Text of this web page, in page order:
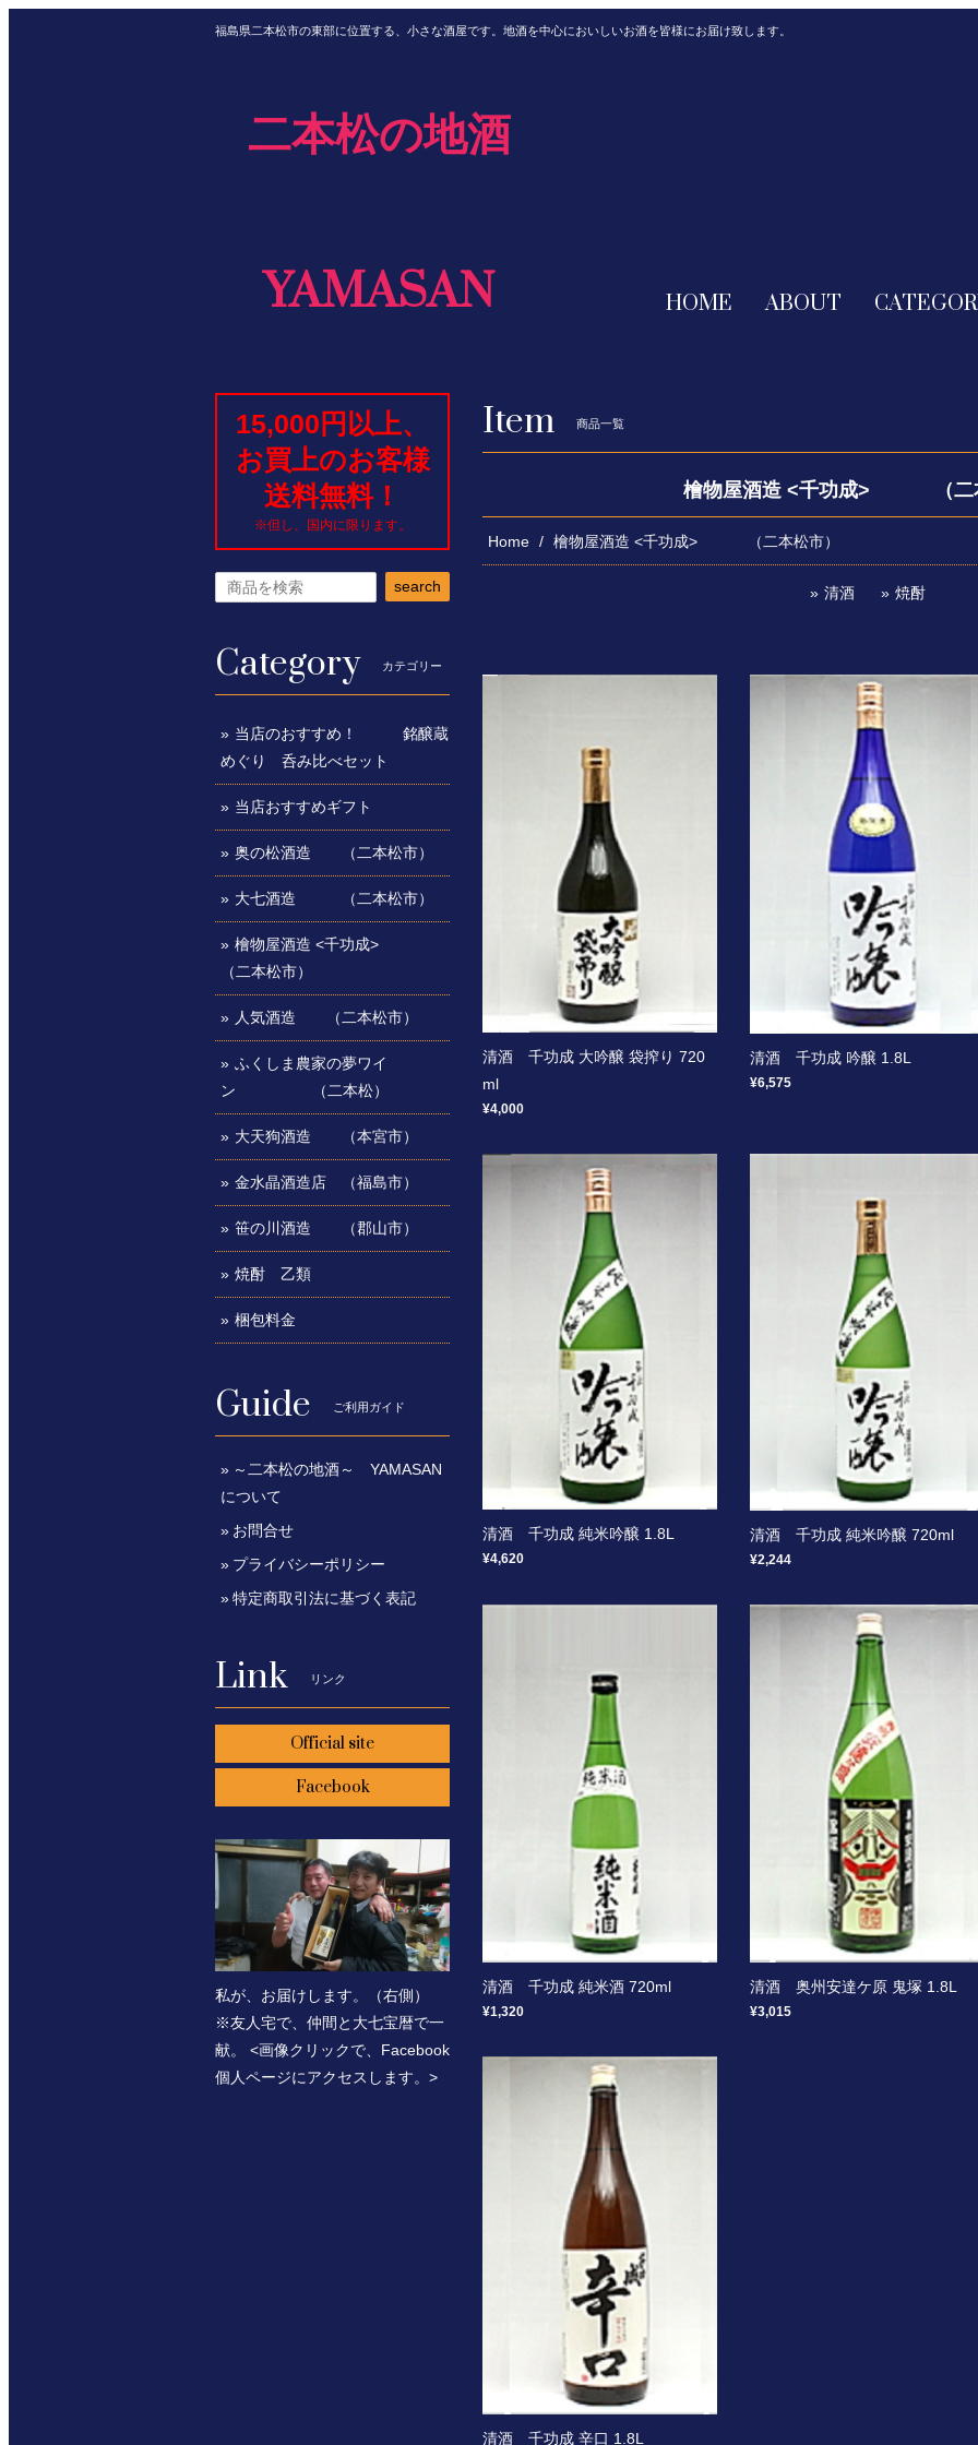
福島県二本松市の東部に位置する、小さな酒屋です。地酒を中心においしいお酒を皆様にお届け致します。
二本松の地酒
YAMASAN HOME ABOUT
Item 商品一覧
檜物屋酒造 <千功成> （二
Home 檜物屋酒造 <千功成> （二本松市）
清酒 焼酎
清酒 千功成 大吟醸 袋搾り 720
ml
¥4,000
清酒 千功成 吟醸 1.8L
¥6,575
清酒 千功成 純米吟醸 1.8L
¥4,620
清酒 千功成 純米吟醸 720ml
¥2,244
清酒 千功成 純米酒 720ml
¥1,320
清酒 奥州安達ケ原 鬼塚 1.8L
¥3,015
清酒 千功成 辛口 1.8L
15,000円以上、
お買上のお客様
送料無料！
※但し、国内に限ります。
search
Category カテゴリー
当店のおすすめ！ 銘醸蔵
めぐり 呑み比べセット
当店おすすめギフト
奥の松酒造 （二本松市）
大七酒造 （二本松市）
檜物屋酒造 <千功成>
（二本松市）
人気酒造 （二本松市）
ふくしま農家の夢ワイ
ン （二本松）
大天狗酒造 （本宮市）
金水晶酒造店 （福島市）
笹の川酒造 （郡山市）
焼酎 乙類
梱包料金
Guide ご利用ガイド
～二本松の地酒～ YAMASAN
について
お問合せ
プライバシーポリシー
特定商取引法に基づく表記
Link リンク
Official site
Facebook
私が、お届けします。（右側）
※友人宅で、仲間と大七宝暦で一
献。 <画像クリックで、Facebook
個人ページにアクセスします。>